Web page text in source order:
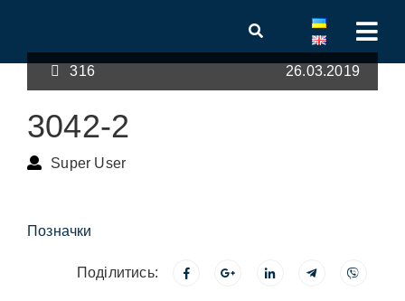
316 26.03.2019
3042-2
Super User
Позначки
Поділитись: